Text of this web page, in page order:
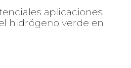
aplicaciones
hidrógeno verde en